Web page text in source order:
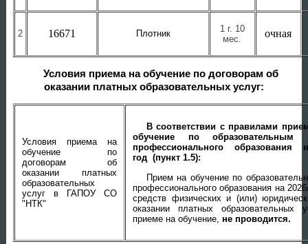
2 16671 Плотник
1 г. 10
мес.
очная
Условия приема на обучение по договорам об
оказании платных образовательных услуг:
Условия приема на
обучение по
договорам об
оказании платных
образовательных
услуг в ГАПОУ СО
"НТК"
В соответствии с правилами
обучение по образовательным
профессионального образования
год (пункт 1.5):
Прием на обучение по
профессионального образования на
средств физических и (или)
оказании платных образовательных
приеме на обучение, не проводится.